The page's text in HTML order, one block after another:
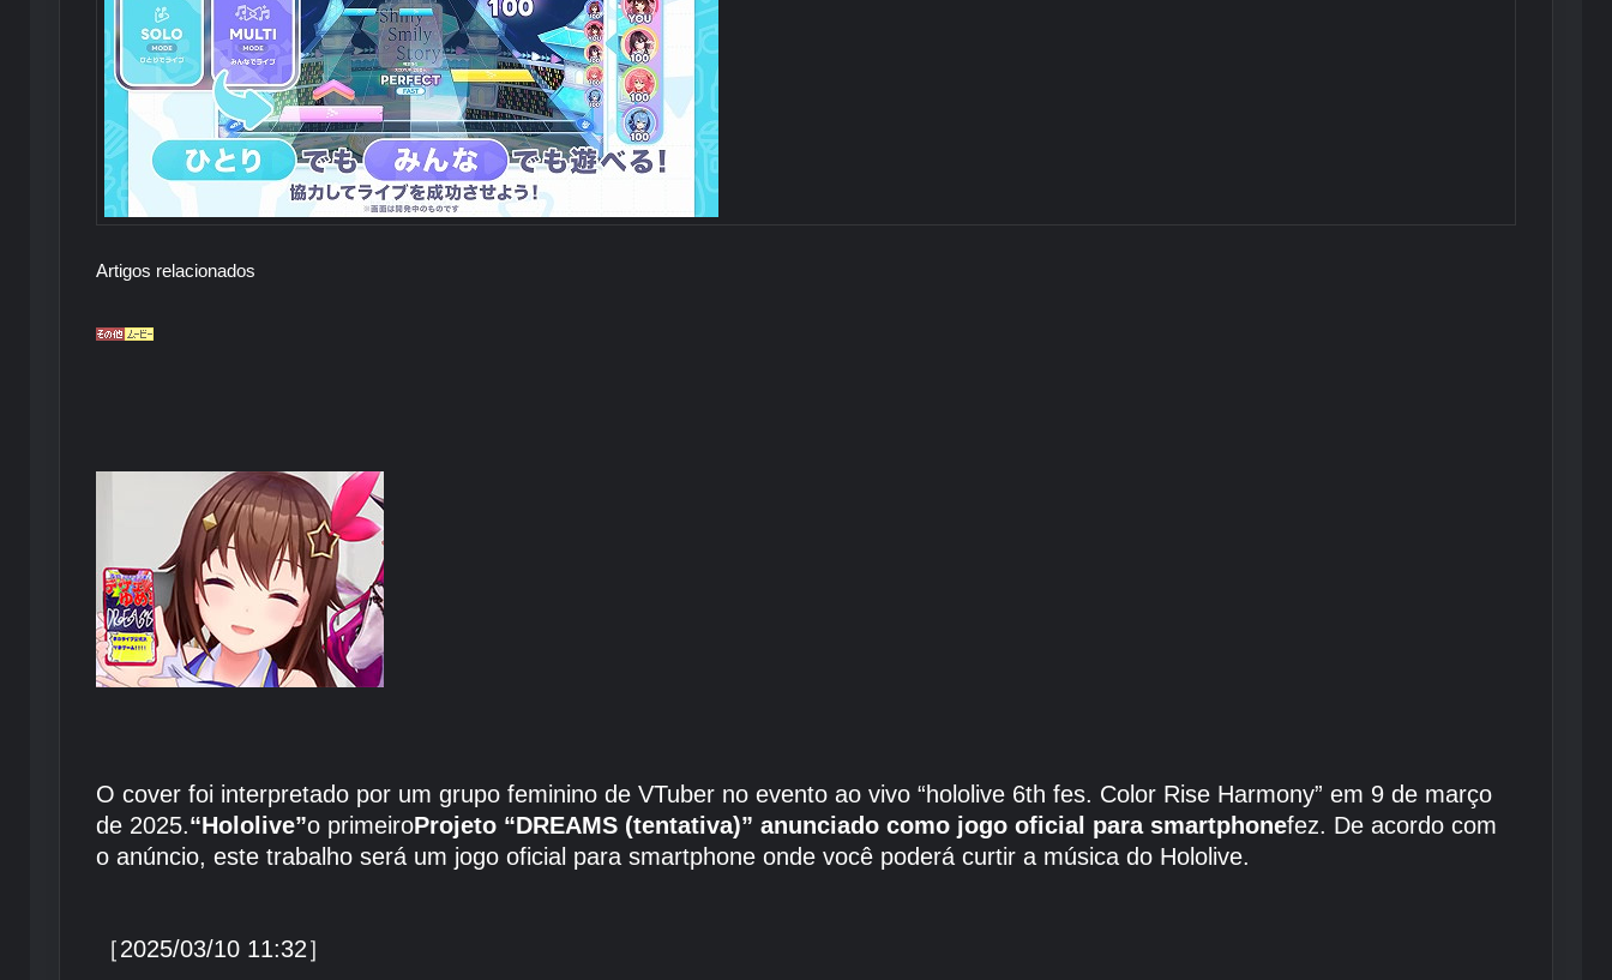
Artigos relacionados
O cover foi interpretado por um grupo feminino de VTuber no evento ao vivo “hololive 6th fes. Color Rise Harmony” em 9 de março
de 2025.“Hololive”o primeiroProjeto “DREAMS (tentativa)” anunciado como jogo oficial para smartphonefez. De acordo com
o anúncio, este trabalho será um jogo oficial para smartphone onde você poderá curtir a música do Hololive.
［2025/03/10 11:32］